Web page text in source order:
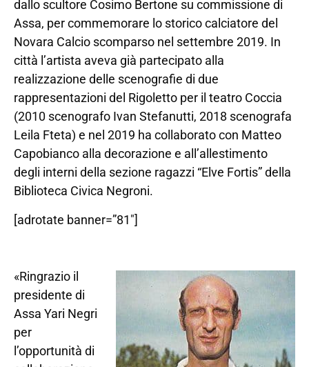
dallo scultore Cosimo Bertone su commissione di
Assa, per commemorare lo storico calciatore del
Novara Calcio scomparso nel settembre 2019. In
città l’artista aveva già partecipato alla
realizzazione delle scenografie di due
rappresentazioni del Rigoletto per il teatro Coccia
(2010 scenografo Ivan Stefanutti, 2018 scenografa
Leila Fteta) e nel 2019 ha collaborato con Matteo
Capobianco alla decorazione e all’allestimento
degli interni della sezione ragazzi “Elve Fortis” della
Biblioteca Civica Negroni.
[adrotate banner=”81″]
«Ringrazio il
presidente di
Assa Yari Negri
per
l’opportunità di